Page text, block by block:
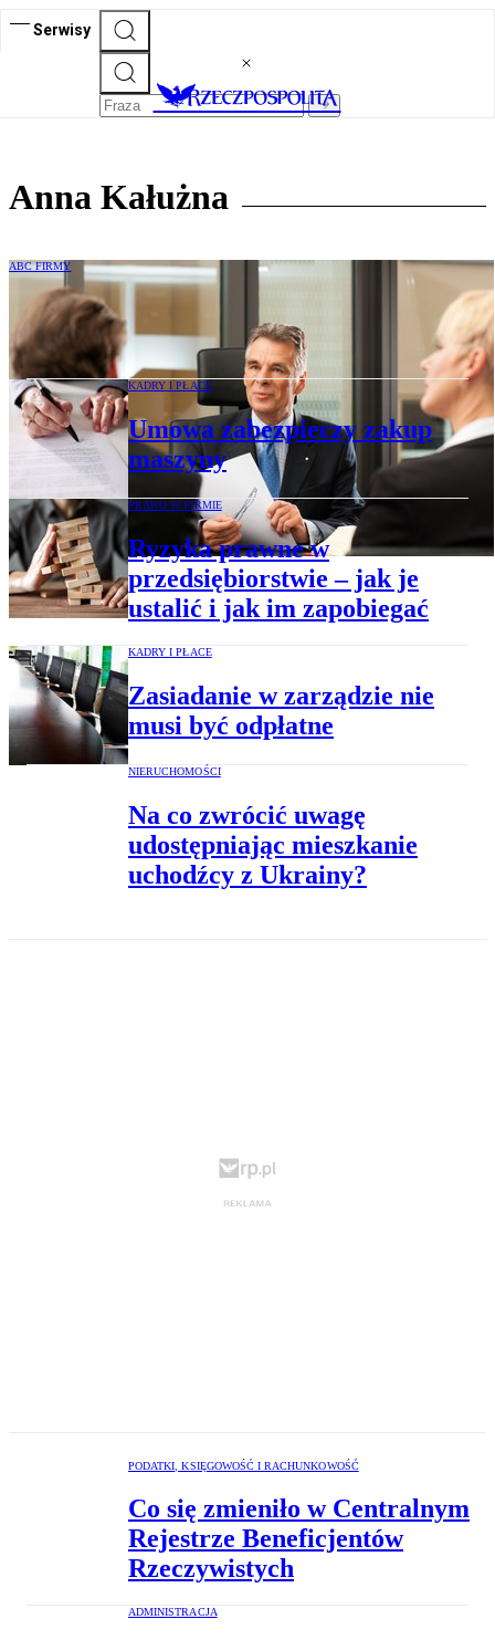
Serwisy
Anna Kałużna
ABC FIRMY
Negocjacje umów i rozwiązywanie
konfliktów w branży przemysłowej
KADRY I PŁACE
Umowa zabezpieczy zakup
maszyny
PRAWO W FIRMIE
Ryzyka prawne w
przedsiębiorstwie – jak je
ustalić i jak im zapobiegać
KADRY I PŁACE
Zasiadanie w zarządzie nie
musi być odpłatne
NIERUCHOMOŚCI
Na co zwrócić uwagę
udostępniając mieszkanie
uchodźcy z Ukrainy?
PODATKI, KSIĘGOWOŚĆ I RACHUNKOWOŚĆ
Co się zmieniło w Centralnym
Rejestrze Beneficjentów
Rzeczywistych
ADMINISTRACJA